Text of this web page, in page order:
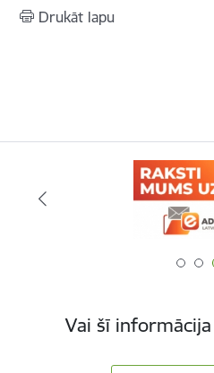
Drukāt lapu
Vai šī